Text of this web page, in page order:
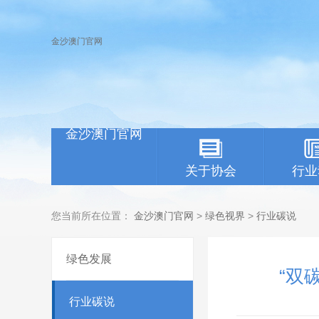
金沙澳门官网
金沙澳门官网
关于协会 行
您当前所在位置： 金沙澳门官网 > 绿色视界 > 行业碳说
绿色发展
行业碳说
“双